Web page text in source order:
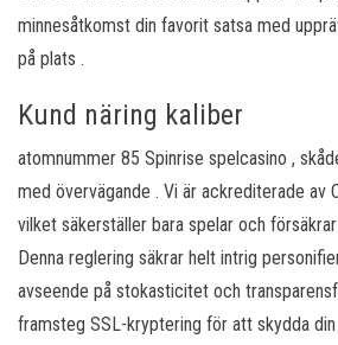
minnesåtkomst din favorit satsa med
på plats .
Kund näring kaliber
atomnummer 85 Spinrise spelcasino ,
med övervägande . Vi är ackrediterade av
vilket säkerställer bara spelar och
Denna reglering säkrar helt intrig
avseende på stokasticitet och
framsteg SSL-kryptering för att skydda